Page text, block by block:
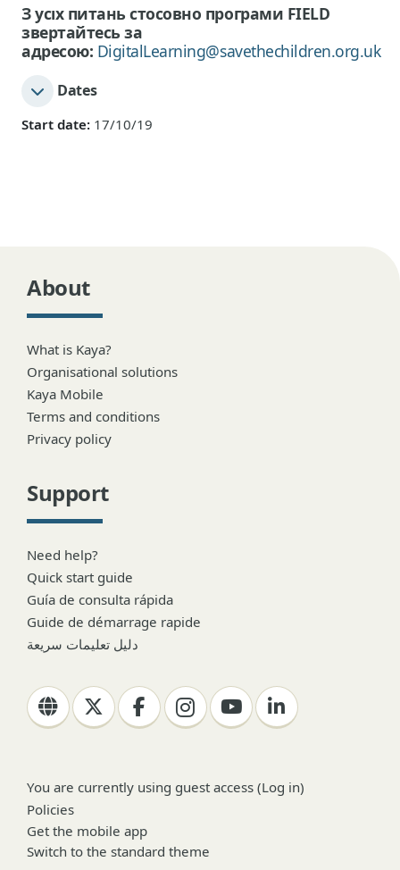
З усіх питань стосовно програми FIELD
звертайтесь за
адресою: DigitalLearning@savethechildren.org.uk
Dates
Start date: 17/10/19
About
What is Kaya?
Organisational solutions
Kaya Mobile
Terms and conditions
Privacy policy
Support
Need help?
Quick start guide
Guía de consulta rápida
Guide de démarrage rapide
دليل تعليمات سريعة
You are currently using guest access (Log in)
Policies
Get the mobile app
Switch to the standard theme